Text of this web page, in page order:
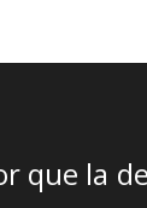
que la